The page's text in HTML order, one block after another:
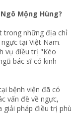
Mộng Hùng?
trong những địa chỉ
tại Việt Nam.
vụ điều trị "Kéo
bác sĩ có kinh
bệnh viện đã có
vấn đề về ngực,
giải pháp điều trị phù